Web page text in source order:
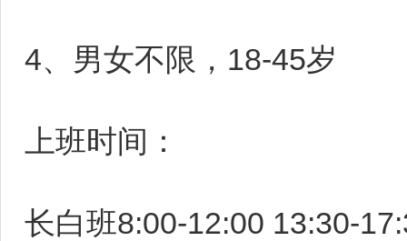
4、男女不限，18-45岁
上班时间：
长白班8:00-12:00 13:30-